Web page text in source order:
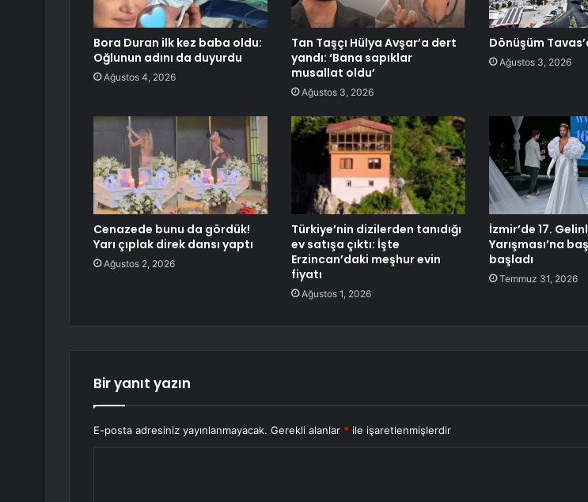
Bora Duran ilk kez baba oldu:
Oğlunun adını da duyurdu
Ağustos 4, 2026
Tan Taşçı Hülya Avşar’a dert
yandı: ‘Bana sapıklar
musallat oldu’
Ağustos 3, 2026
Dönüşüm
Ağustos 3, 2026
Cenazede bunu da gördük!
Yarı çıplak direk dansı yaptı
Ağustos 2, 2026
Türkiye’nin dizilerden tanıdığı
ev satışa çıktı: İşte
Erzincan’daki meşhur evin
fiyatı
Ağustos 1, 2026
İzmir’de 17.
Yarışması’na
başladı
Temmuz 31, 2026
Bir yanıt yazın
E-posta adresiniz yayınlanmayacak. Gerekli alanlar * ile işaretlenmişlerdir